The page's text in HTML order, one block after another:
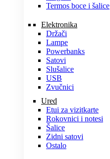
Termos boce i šalice
Elektronika
Držači
Lampe
Powerbanks
Satovi
Slušalice
USB
Zvučnici
Ured
Etui za vizitkarte
Rokovnici i notesi
Šalice
Zidni satovi
Ostalo